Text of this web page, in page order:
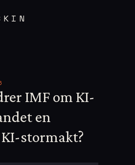
IMF om KI-
en
stormakt?